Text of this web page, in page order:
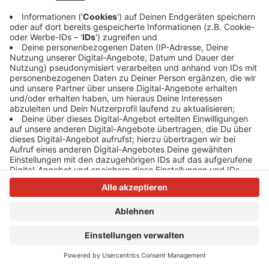
Anzeige
Anzeige
Anzeige